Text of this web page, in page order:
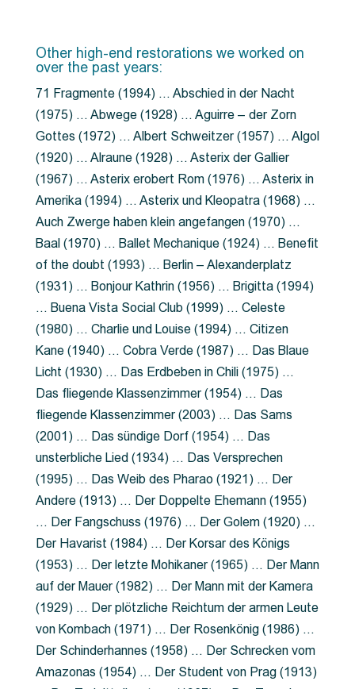
Other high-end restorations we worked on
over the past years:
71 Fragmente (1994) … Abschied in der Nacht
(1975) … Abwege (1928) … Aguirre – der Zorn
Gottes (1972) … Albert Schweitzer (1957) … Algol
(1920) … Alraune (1928) … Asterix der Gallier
(1967) … Asterix erobert Rom (1976) … Asterix in
Amerika (1994) … Asterix und Kleopatra (1968) …
Auch Zwerge haben klein angefangen (1970) …
Baal (1970) … Ballet Mechanique (1924) … Benefit
of the doubt (1993) … Berlin – Alexanderplatz
(1931) … Bonjour Kathrin (1956) … Brigitta (1994)
… Buena Vista Social Club (1999) … Celeste
(1980) … Charlie und Louise (1994) … Citizen
Kane (1940) … Cobra Verde (1987) … Das Blaue
Licht (1930) … Das Erdbeben in Chili (1975) …
Das fliegende Klassenzimmer (1954) … Das
fliegende Klassenzimmer (2003) … Das Sams
(2001) … Das sündige Dorf (1954) … Das
unsterbliche Lied (1934) … Das Versprechen
(1995) … Das Weib des Pharao (1921) … Der
Andere (1913) … Der Doppelte Ehemann (1955)
… Der Fangschuss (1976) … Der Golem (1920) …
Der Havarist (1984) … Der Korsar des Königs
(1953) … Der letzte Mohikaner (1965) … Der Mann
auf der Mauer (1982) … Der Mann mit der Kamera
(1929) … Der plötzliche Reichtum der armen Leute
von Kombach (1971) … Der Rosenkönig (1986) …
Der Schinderhannes (1958) … Der Schrecken vom
Amazonas (1954) … Der Student von Prag (1913)